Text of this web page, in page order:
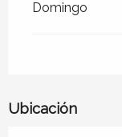
Domingo
Ubicación